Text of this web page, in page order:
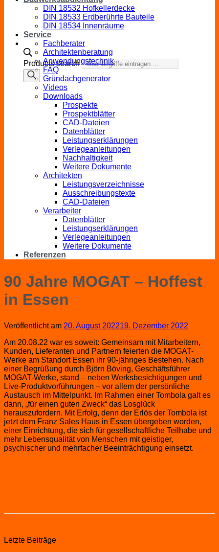
Products search
DIN 18532 Hofkellerdecke
DIN 18533 Erdberührte Bauteile
DIN 18534 Innenräume
Service
Fachberater
Architektenberatung
Anwendungstechnik
FAQ
Gründachgenerator
Videos
Downloads
Prospekte
Prospektblätter
CAD-Dateien
Datenblätter
Leistungserklärungen
Verlegeanleitungen
Nachhaltigkeit
Weitere Dokumente
Architekten
Leistungsverzeichnisse
Ausschreibungstexte
CAD-Dateien
Verarbeiter
Datenblätter
Leistungserklärungen
Verlegeanleitungen
Weitere Dokumente
Referenzen
90 Jahre MOGAT – Hoffest
in Essen
Veröffentlicht am 20. August 202219. Dezember 2022
Am 20.08.22 war es soweit: Gemeinsam mit Mitarbeitern,
Kunden, Lieferanten und Partnern feierten die MOGAT-
Werke am Standort Essen ihr 90-jähriges Bestehen. Nach
einer Begrüßung durch Björn Böving, Geschäftsführer
MOGAT-Werke, stand – neben Werksbesichtigungen und
Live-Produktvorführungen – vor allem der persönliche
Austausch im Mittelpunkt. Im Rahmen einer Tombola galt es
dann, „für einen guten Zweck“ das Losglück
herauszufordern. Mit Erfolg, denn der Erlös der Tombola ist
jetzt dem Franz Sales Haus in Essen übergeben worden,
einer Einrichtung, die sich für gesellschaftliche Teilhabe und
mehr Lebensqualität von Menschen mit geistiger,
psychischer und mehrfacher Beeinträchtigung einsetzt.
Letzte Beiträge